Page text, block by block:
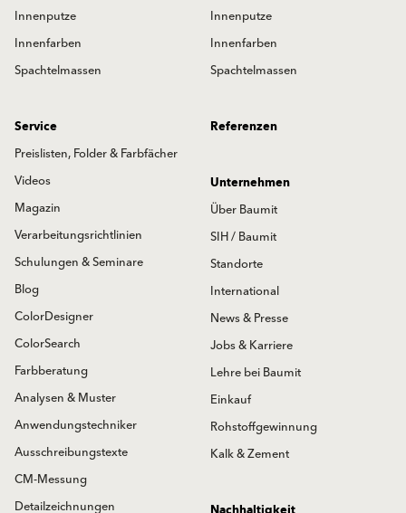
Innenputze
Innenfarben
Spachtelmassen
Innenputze
Innenfarben
Spachtelmassen
Service
Preislisten, Folder & Farbfächer
Videos
Magazin
Verarbeitungsrichtlinien
Schulungen & Seminare
Blog
ColorDesigner
ColorSearch
Farbberatung
Analysen & Muster
Anwendungstechniker
Ausschreibungstexte
CM-Messung
Detailzeichnungen
Referenzen
Unternehmen
Über Baumit
SIH / Baumit
Standorte
International
News & Presse
Jobs & Karriere
Lehre bei Baumit
Einkauf
Rohstoffgewinnung
Kalk & Zement